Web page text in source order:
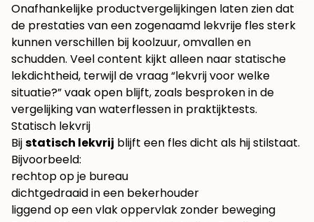
Onafhankelijke productvergelijkingen laten zien dat
de prestaties van een zogenaamd lekvrije fles sterk
kunnen verschillen bij koolzuur, omvallen en
schudden. Veel content kijkt alleen naar statische
lekdichtheid, terwijl de vraag “lekvrij voor welke
situatie?” vaak open blijft, zoals besproken inde
vergelijking van waterflessen in praktijktests.
Statisch lekvrij
Bijstatisch lekvrij blijft een fles dicht als hij stilstaat.
Bijvoorbeeld:
rechtop op je bureau
dichtgedraaid in een bekerhouder
liggend op een vlak oppervlak zonder beweging